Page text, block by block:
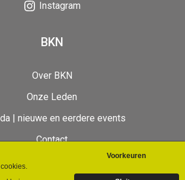
Instagram
BKN
Over BKN
Onze Leden
| nieuwe en eerdere events
Contact